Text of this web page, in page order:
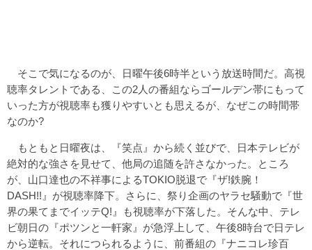
そこで気になるのが、日曜午後6時半という放送時間だ。高視
聴率タレントである、この2人の番組ならゴールデン帯にもって
いった方が視聴率も獲りやすいとも思えるが、なぜこの時間帯
なのか?
もともと日曜夜は、『笑点』から続く並びで、日本テレビが
絶対的な強さを見せて、他局の追随を許さなかった。ところ
が、山口達也の不祥事によるTOKIO脱退で『ザ!鉄腕！
DASH!!』が視聴率降下。さらに、祭り企画のヤラセ騒動で『世
界の果てまでイッテQ!』も視聴率が下落した。そんな中、テレ
ビ朝日の『ポツンと一軒家』が急浮上して、午後8時台で日テレ
から逆転。それにつられるように、前番組の『ナニコレ珍百